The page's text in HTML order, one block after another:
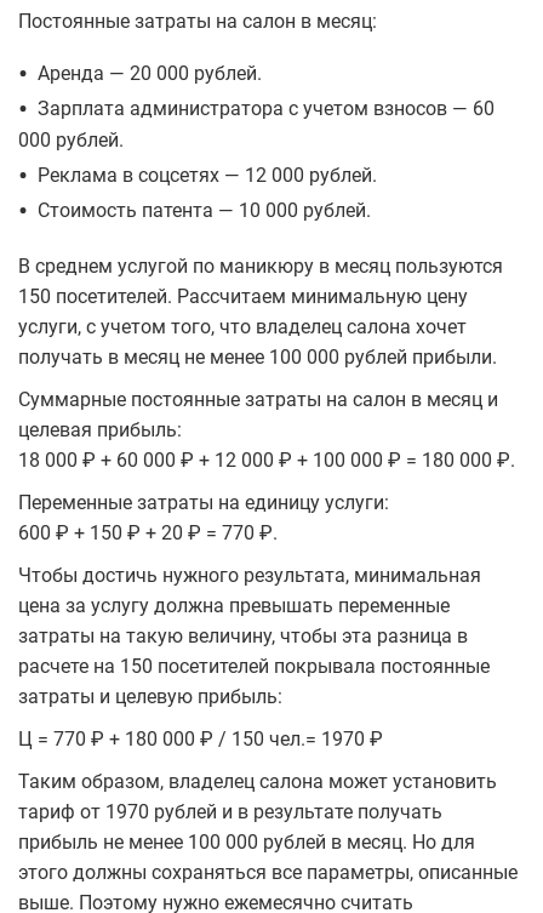
Постоянные затраты на салон в месяц:
• Аренда — 20 000 рублей.
• Зарплата администратора с учетом взносов — 60
000 рублей.
• Реклама в соцсетях — 12 000 рублей.
• Стоимость патента — 10 000 рублей.
В среднем услугой по маникюру в месяц пользуются
150 посетителей. Рассчитаем минимальную цену
услуги, с учетом того, что владелец салона хочет
получать в месяц не менее 100 000 рублей прибыли.
Суммарные постоянные затраты на салон в месяц и
целевая прибыль:
18 000 ₽ + 60 000 ₽ + 12 000 ₽ + 100 000 ₽ = 180 000 ₽.
Переменные затраты на единицу услуги:
600 ₽ + 150 ₽ + 20 ₽ = 770 ₽.
Чтобы достичь нужного результата, минимальная
цена за услугу должна превышать переменные
затраты на такую величину, чтобы эта разница в
расчете на 150 посетителей покрывала постоянные
затраты и целевую прибыль:
Ц = 770 ₽ + 180 000 ₽ / 150 чел.= 1970 ₽
Таким образом, владелец салона может установить
тариф от 1970 рублей и в результате получать
прибыль не менее 100 000 рублей в месяц. Но для
этого должны сохраняться все параметры, описанные
выше. Поэтому нужно ежемесячно считать